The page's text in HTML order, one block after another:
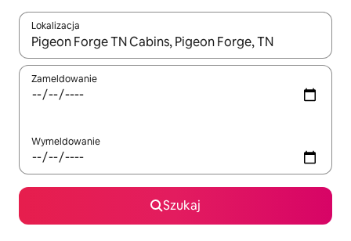
Lokalizacja
Gdy wyniki będą dostępne, możesz poruszać się po nich za
Zameldowanie
Wymeldowanie
Szukaj